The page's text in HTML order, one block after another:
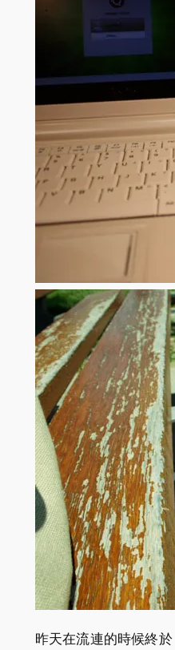
昨天在流連的時候終